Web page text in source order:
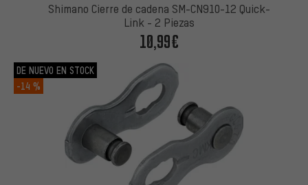
Shimano Cierre de cadena SM-CN910-12 Quick-
Link - 2 Piezas
10,99€
DE NUEVO EN STOCK
-14 %